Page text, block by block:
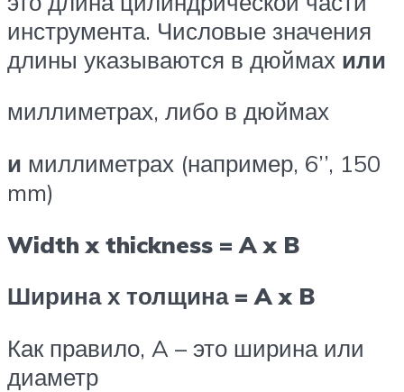
инструмента. Числовые значения
длины указываются в дюймах или
миллиметрах, либо в дюймах
и миллиметрах (например, 6’’, 150
mm)
Width x thickness = A x B
Ширина х толщина = A x B
Как правило, A – это ширина или
диаметр